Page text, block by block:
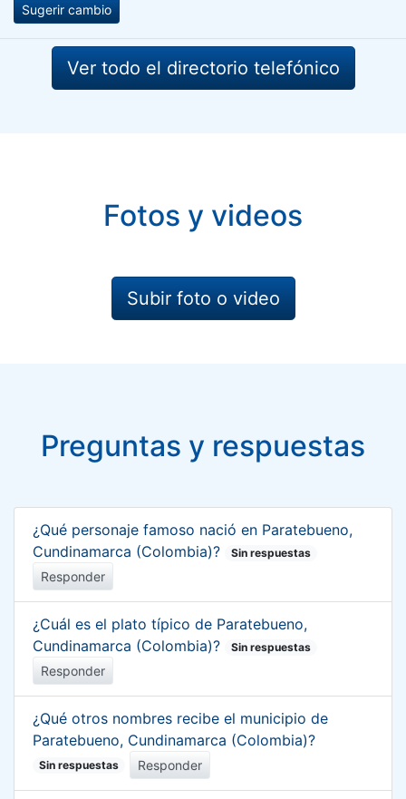
Sugerir cambio
Ver todo el directorio telefónico
Fotos y videos
Subir foto o video
Preguntas y respuestas
¿Qué personaje famoso nació en Paratebueno,
Cundinamarca (Colombia)?
Sin respuestas
Responder
¿Cuál es el plato típico de Paratebueno,
Cundinamarca (Colombia)?
Sin respuestas
Responder
¿Qué otros nombres recibe el municipio de
Paratebueno, Cundinamarca (Colombia)?
Sin respuestas Responder